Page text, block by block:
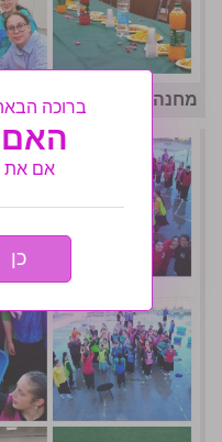
מחנה אחות המסורתי
ברוכה
אם את
כן